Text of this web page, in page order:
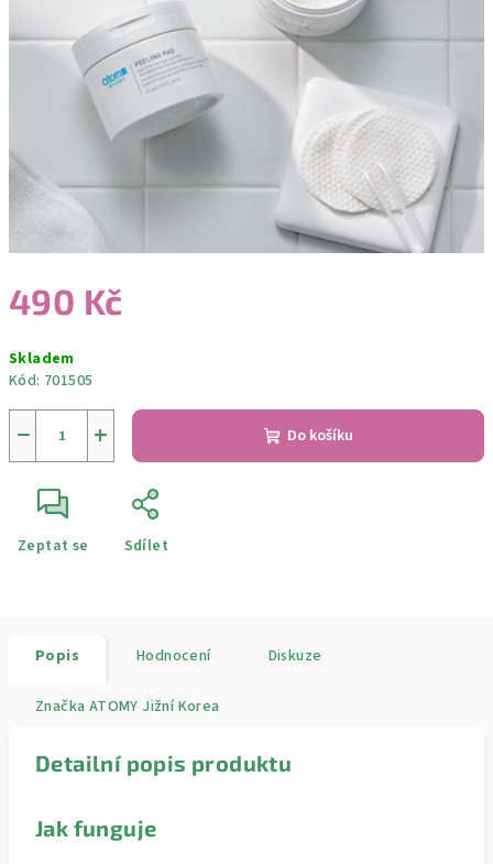
490 Kč
cena:
Skladem
Kód: 701505
+
− Do košíku
Zeptat se Sdílet
Popis Hodnocení Diskuze
Značka ATOMY Jižní Korea
Detailní popis produktu
Jak funguje